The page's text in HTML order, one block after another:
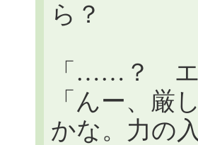
ら？
「……？ エ
「んー、厳
かな。力の